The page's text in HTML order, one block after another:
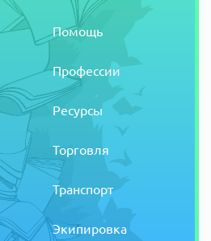
Помощь
Профессии
Ресурсы
Торговля
Транспорт
Экипировка